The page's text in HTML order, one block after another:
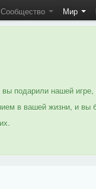
Сообщество Мир
подарили нашей
в вашей жизни, и вы